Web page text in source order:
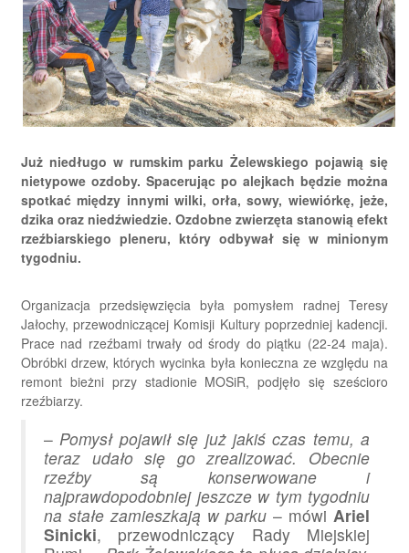
Już niedługo w rumskim parku Żelewskiego pojawią się
nietypowe ozdoby. Spacerując po alejkach będzie można
spotkać między innymi wilki, orła, sowy, wiewiórkę, jeże,
dzika oraz niedźwiedzie. Ozdobne zwierzęta stanowią efekt
rzeźbiarskiego pleneru, który odbywał się w minionym
tygodniu.
Organizacja przedsięwzięcia była pomysłem radnej Teresy
Jałochy, przewodniczącej Komisji Kultury poprzedniej kadencji.
Prace nad rzeźbami trwały od środy do piątku (22-24 maja).
Obróbki drzew, których wycinka była konieczna ze względu na
remont bieżni przy stadionie MOSiR, podjęło się sześcioro
rzeźbiarzy.
–Pomysł pojawił się już jakiś czas temu, a
teraz udało się go zrealizować. Obecnie
rzeźby są konserwowane i
najprawdopodobniej jeszcze w tym tygodniu
na stałe zamieszkają w parku – mówi Ariel
Sinicki, przewodniczący Rady Miejskiej